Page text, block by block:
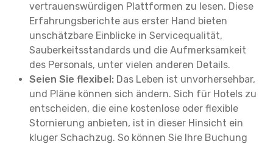
vertrauenswürdigen Plattformen zu lesen. Diese
Erfahrungsberichte aus erster Hand bieten
unschätzbare Einblicke in Servicequalität,
Sauberkeitsstandards und die Aufmerksamkeit
des Personals, unter vielen anderen Details.
Seien Sie flexibel: Das Leben ist unvorhersehbar,
und Pläne können sich ändern. Sich für Hotels zu
entscheiden, die eine kostenlose oder flexible
Stornierung anbieten, ist in dieser Hinsicht ein
kluger Schachzug. So können Sie Ihre Buchung